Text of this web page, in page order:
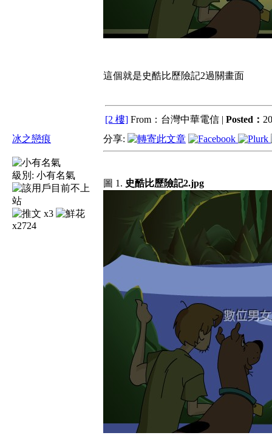
這個就是史酷比歷險記2過關畫面
[2 樓] From：台灣中華電信 | Posted：
冰之戀痕
級別: 小有名氣
x3
x2724
分享:
圖 1. 史酷比歷險記2.jpg